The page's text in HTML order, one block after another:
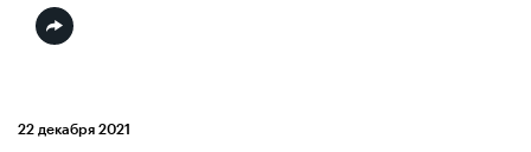
22 декабря 2021